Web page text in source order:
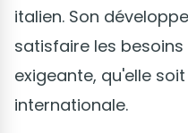
italien. Son
satisfaire les
exigeante, qu'elle
internationale.